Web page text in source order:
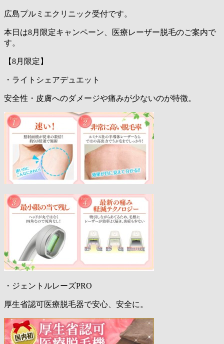
広島プルミエクリニック受付です。
本日は8月限定キャンペーン、医療レーザー脱毛のご案内で
す。
【8月限定】
・ライトシェアデュエット
安全性・皮膚へのダメージや痛みが少ないのが特徴。
・ジェントルレーズPRO
厚生省認可医療脱毛器で安心、安全に。